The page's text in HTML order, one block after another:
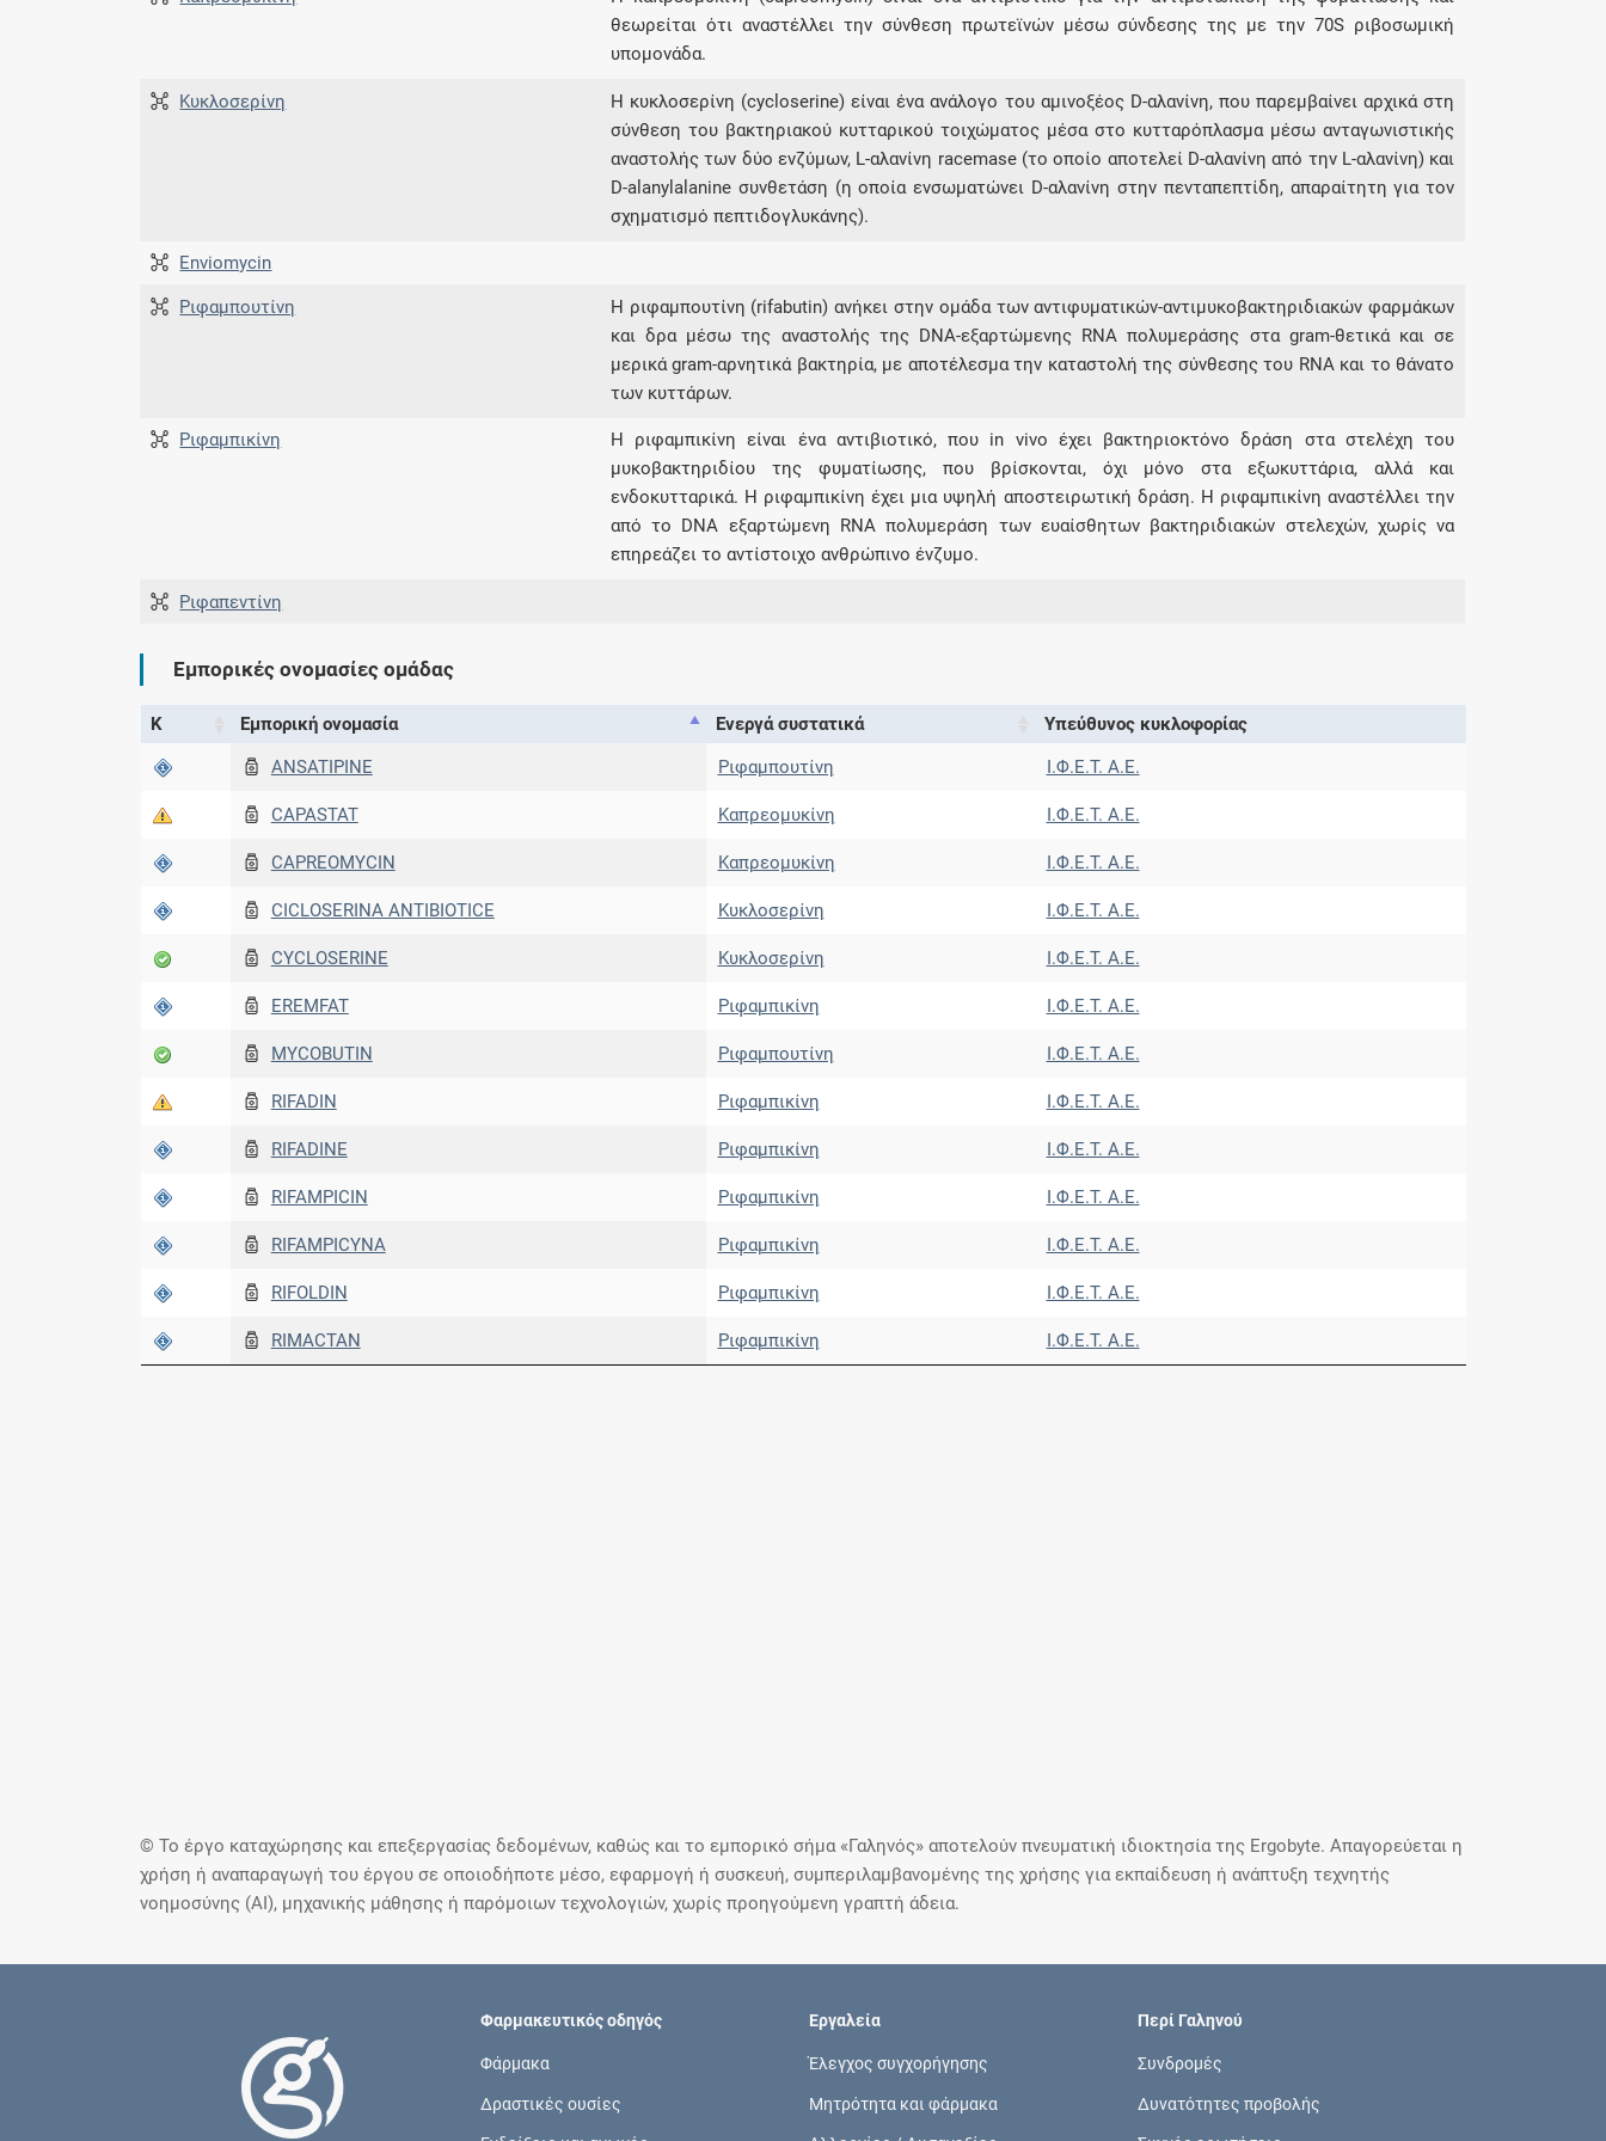
θεωρείται ότι αναστέλλει την σύνθεση πρωτεϊνών μέσω σύνδεσης της με την 70S ριβοσωμική
υπομονάδα.
Κυκλοσερίνη
Η κυκλοσερίνη (cycloserine) είναι ένα ανάλογο του αμινοξέος D-αλανίνη, που παρεμβαίνει αρχικά στη
σύνθεση του βακτηριακού κυτταρικού τοιχώματος μέσα στο κυτταρόπλασμα μέσω ανταγωνιστικής
αναστολής των δύο ενζύμων, L-αλανίνη racemase (το οποίο αποτελεί D-αλανίνη από την L-αλανίνη) και
D-alanylalanine συνθετάση (η οποία ενσωματώνει D-αλανίνη στην πενταπεπτίδη, απαραίτητη για τον
σχηματισμό πεπτιδογλυκάνης).
Enviomycin
Ριφαμπουτίνη
Η ριφαμπουτίνη (rifabutin) ανήκει στην ομάδα των αντιφυματικών-αντιμυκοβακτηριδιακών φαρμάκων
και δρα μέσω της αναστολής της DNA-εξαρτώμενης RNA πολυμεράσης στα gram-θετικά και σε
μερικά gram-αρνητικά βακτηρία, με αποτέλεσμα την καταστολή της σύνθεσης του RNA και το θάνατο
των κυττάρων.
Ριφαμπικίνη
Η ριφαμπικίνη είναι ένα αντιβιοτικό, που in vivo έχει βακτηριοκτόνο δράση στα στελέχη του
μυκοβακτηριδίου της φυματίωσης, που βρίσκονται, όχι μόνο στα εξωκυττάρια, αλλά και
ενδοκυτταρικά. Η ριφαμπικίνη έχει μια υψηλή αποστειρωτική δράση. Η ριφαμπικίνη αναστέλλει την
από το DNA εξαρτώμενη RNA πολυμεράση των ευαίσθητων βακτηριδιακών στελεχών, χωρίς να
επηρεάζει το αντίστοιχο ανθρώπινο ένζυμο.
Ριφαπεντίνη
Εμπορικές ονομασίες ομάδας
Κ Εμπορική ονομασία Ενεργά συστατικά
Υπεύθυνος κυκλοφορίας
ANSATIPINE
Ριφαμπουτίνη Ι.Φ.Ε.Τ. A.E.
CAPASTAT Καπρεομυκίνη Ι.Φ.Ε.Τ. A.E.
CAPREOMYCIN Καπρεομυκίνη Ι.Φ.Ε.Τ. A.E.
CICLOSERINA ANTIBIOTICE Κυκλοσερίνη Ι.Φ.Ε.Τ. A.E.
CYCLOSERINE Κυκλοσερίνη Ι.Φ.Ε.Τ. A.E.
EREMFAT Ριφαμπικίνη Ι.Φ.Ε.Τ. A.E.
MYCOBUTIN Ριφαμπουτίνη Ι.Φ.Ε.Τ. A.E.
RIFADIN Ριφαμπικίνη Ι.Φ.Ε.Τ. A.E.
RIFADINE Ριφαμπικίνη Ι.Φ.Ε.Τ. A.E.
RIFAMPICIN Ριφαμπικίνη Ι.Φ.Ε.Τ. A.E.
RIFAMPICYNA Ριφαμπικίνη Ι.Φ.Ε.Τ. A.E.
RIFOLDIN Ριφαμπικίνη Ι.Φ.Ε.Τ. A.E.
RIMACTAN Ριφαμπικίνη Ι.Φ.Ε.Τ. A.E.
© Το έργο καταχώρησης και επεξεργασίας δεδομένων, καθώς και το εμπορικό σήμα «Γαληνός» αποτελούν πνευματική ιδιοκτησία της Ergobyte. Απαγορεύεται η
χρήση ή αναπαραγωγή του έργου σε οποιοδήποτε μέσο, εφαρμογή ή συσκευή, συμπεριλαμβανομένης της χρήσης για εκπαίδευση ή ανάπτυξη τεχνητής
νοημοσύνης (AI), μηχανικής μάθησης ή παρόμοιων τεχνολογιών, χωρίς προηγούμενη γραπτή άδεια.
Φαρμακευτικός οδηγός
Φάρμακα
Δραστικές ουσίες
Εργαλεία
Έλεγχος συγχορήγησης
Μητρότητα και φάρμακα
Περί Γαληνού
Συνδρομές
Δυνατότητες προβολής